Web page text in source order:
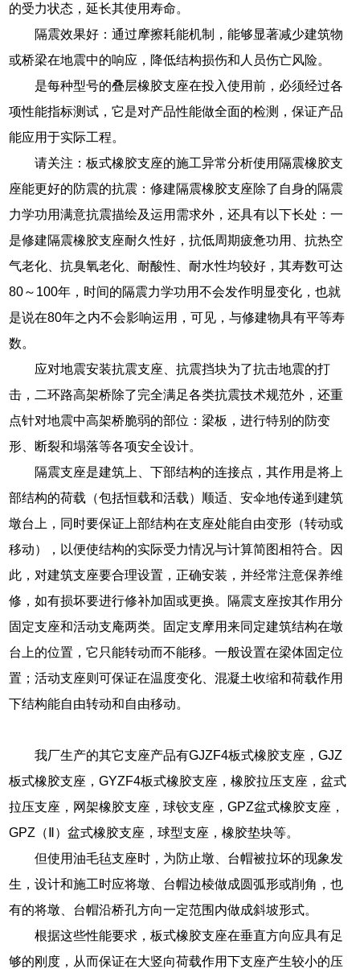
的受力状态，延长其使用寿命。
隔震效果好：通过摩擦耗能机制，能够显著减少建筑物
或桥梁在地震中的响应，降低结构损伤和人员伤亡风险。
是每种型号的叠层橡胶支座在投入使用前，必须经过各
项性能指标测试，它是对产品性能做全面的检测，保证产品
能应用于实际工程。
请关注：板式橡胶支座的施工异常分析使用隔震橡胶支
座能更好的防震的抗震：修建隔震橡胶支座除了自身的隔震
力学功用满意抗震描绘及运用需求外，还具有以下长处：一
是修建隔震橡胶支座耐久性好，抗低周期疲惫功用、抗热空
气老化、抗臭氧老化、耐酸性、耐水性均较好，其寿数可达
80～100年，时间的隔震力学功用不会发作明显变化，也就
是说在80年之内不会影响运用，可见，与修建物具有平等寿
数。
应对地震安装抗震支座、抗震挡块为了抗击地震的打
击，二环路高架桥除了完全满足各类抗震技术规范外，还重
点针对地震中高架桥脆弱的部位：梁板，进行特别的防变
形、断裂和塌落等各项安全设计。
隔震支座是建筑上、下部结构的连接点，其作用是将上
部结构的荷载（包括恒载和活载）顺适、安伞地传递到建筑
墩台上，同时要保证上部结构在支座处能自由变形（转动或
移动），以便使结构的实际受力情况与计算简图相符合。因
此，对建筑支座要合理设置，正确安装，并经常注意保养维
修，如有损坏要进行修补加固或更换。隔震支座按其作用分
固定支座和活动支庵两类。固定支摩用来同定建筑结构在墩
台上的位置，它只能转动而不能移。一般设置在梁体固定位
置；活动支座则可保证在温度变化、混凝土收缩和荷载作用
下结构能自由转动和自由移动。
我厂生产的其它支座产品有GJZF4板式橡胶支座，GJZ
板式橡胶支座，GYZF4板式橡胶支座，橡胶拉压支座，盆式
拉压支座，网架橡胶支座，球铰支座，GPZ盆式橡胶支座，
GPZ（Ⅱ）盆式橡胶支座，球型支座，橡胶垫块等。
但使用油毛毡支座时，为防止墩、台帽被拉坏的现象发
生，设计和施工时应将墩、台帽边棱做成圆弧形或削角，也
有的将墩、台帽沿桥孔方向一定范围内做成斜坡形式。
根据这些性能要求，板式橡胶支座在垂直方向应具有足
够的刚度，从而保证在大竖向荷载作用下支座产生较小的压